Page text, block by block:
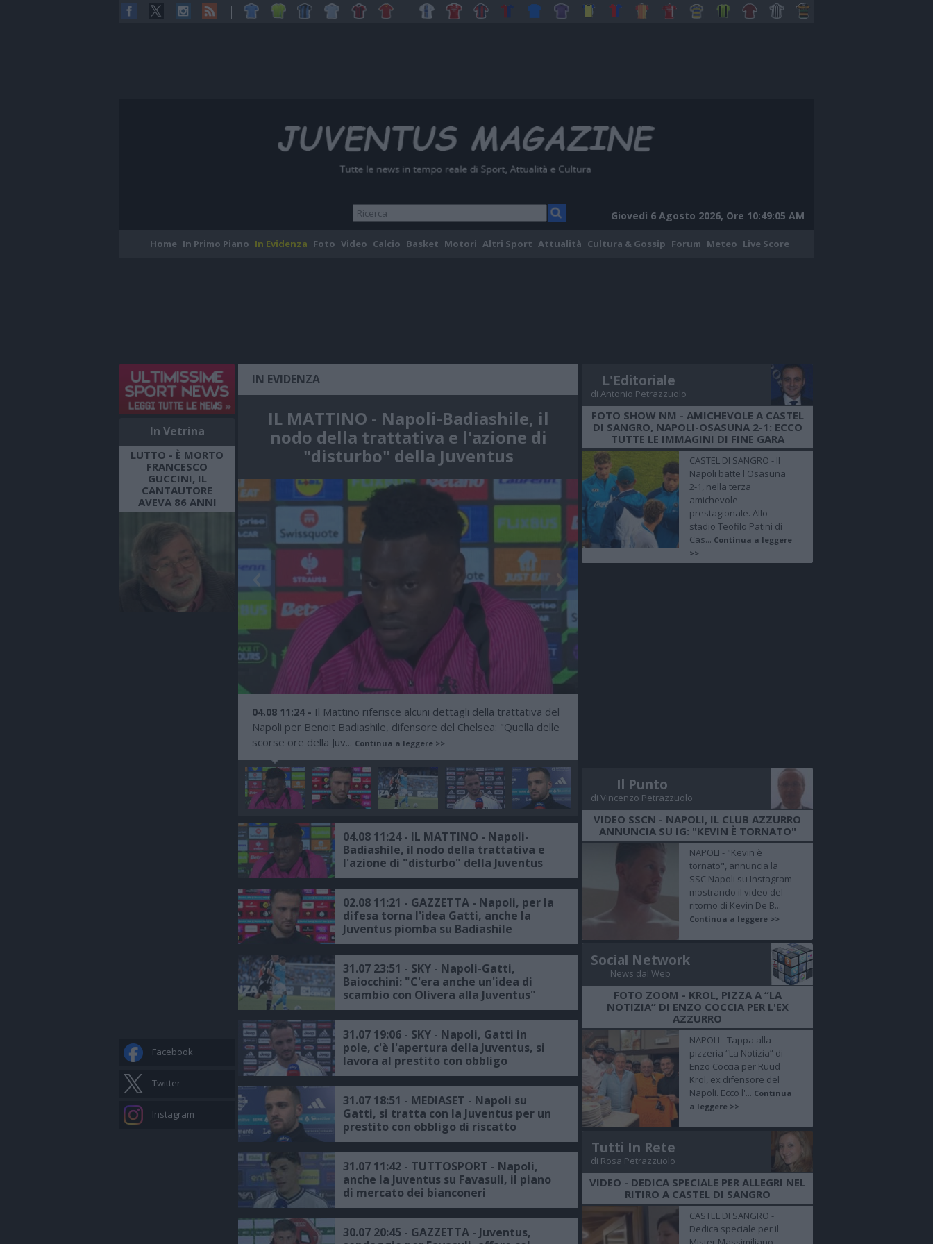
Giovedì 6 Agosto 2026, Ore 10:49:06 AM
Home In Primo Piano In Evidenza Foto Video Calcio Basket Motori Altri Sport Attualità Cultura & Gossip Forum Meteo Live Score
In Vetrina
LUTTO - È MORTO
FRANCESCO
GUCCINI, IL
CANTAUTORE
AVEVA 86 ANNI
Facebook
Twitter
Instagram
IN EVIDENZA
IL MATTINO - Napoli-Badiashile, il
nodo della trattativa e l'azione di
"disturbo" della Juventus
04.08 11:24 - Il Mattino riferisce alcuni dettagli della trattativa del
Napoli per Benoit Badiashile, difensore del Chelsea: "Quella delle
scorse ore della Juv... Continua a leggere >>
04.08 11:24 - IL MATTINO - Napoli-
Badiashile, il nodo della trattativa e
l'azione di "disturbo" della Juventus
02.08 11:21 - GAZZETTA - Napoli, per la
difesa torna l'idea Gatti, anche la
Juventus piomba su Badiashile
31.07 23:51 - SKY - Napoli-Gatti,
Baiocchini: "C'era anche un'idea di
scambio con Olivera alla Juventus"
31.07 19:06 - SKY - Napoli, Gatti in
pole, c'è l'apertura della Juventus, si
lavora al prestito con obbligo
31.07 18:51 - MEDIASET - Napoli su
Gatti, si tratta con la Juventus per un
prestito con obbligo di riscatto
31.07 11:42 - TUTTOSPORT - Napoli,
anche la Juventus su Favasuli, il piano
di mercato dei bianconeri
30.07 20:45 - GAZZETTA - Juventus,
L'Editoriale
di Antonio Petrazzuolo
FOTO SHOW NM - AMICHEVOLE A CASTEL
DI SANGRO, NAPOLI-OSASUNA 2-1: ECCO
TUTTE LE IMMAGINI DI FINE GARA
CASTEL DI SANGRO - Il
Napoli batte l'Osasuna
2-1, nella terza
amichevole
prestagionale. Allo
stadio Teofilo Patini di
Cas... Continua a leggere
>>
Il Punto
di Vincenzo Petrazzuolo
VIDEO SSCN - NAPOLI, IL CLUB AZZURRO
ANNUNCIA SU IG: "KEVIN È TORNATO"
NAPOLI - "Kevin è
tornato", annuncia la
SSC Napoli su Instagram
mostrando il video del
ritorno di Kevin De B...
Continua a leggere >>
Social Network
News dal Web
FOTO ZOOM - KROL, PIZZA A “LA
NOTIZIA” DI ENZO COCCIA PER L'EX
AZZURRO
NAPOLI - Tappa alla
pizzeria “La Notizia” di
Enzo Coccia per Ruud
Krol, ex difensore del
Napoli. Ecco l'... Continua
a leggere >>
Tutti In Rete
di Rosa Petrazzuolo
VIDEO - DEDICA SPECIALE PER ALLEGRI NEL
RITIRO A CASTEL DI SANGRO
CASTEL DI SANGRO -
Dedica speciale per il